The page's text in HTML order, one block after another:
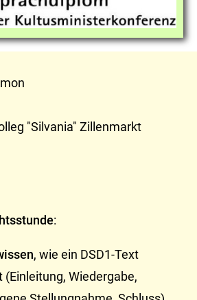
"Silvania" Zillenmarkt
:
, wie ein DSD1-Text
(Einleitung, Wiedergabe,